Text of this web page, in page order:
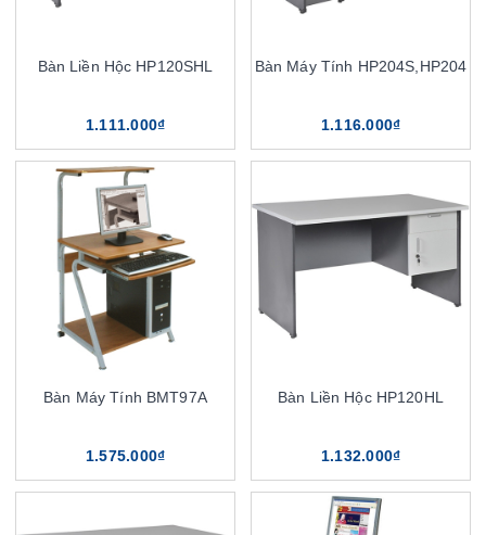
Bàn Liền Hộc HP120SHL
1.111.000₫
Bàn Máy Tính HP204S,HP204
1.116.000₫
Bàn Máy Tính BMT97A
1.575.000₫
Bàn Liền Hộc HP120HL
1.132.000₫